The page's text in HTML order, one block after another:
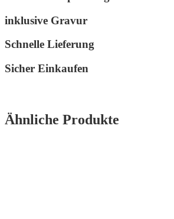
inklusive Gravur
Schnelle Lieferung
Sicher Einkaufen
Ähnliche Produkte